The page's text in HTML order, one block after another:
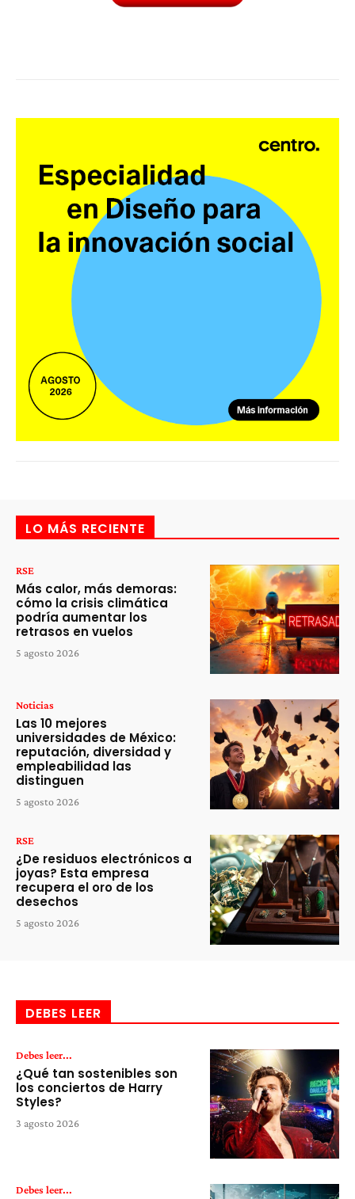
LO MÁS RECIENTE
RSE
Más calor, más demoras:
cómo la crisis climática
podría aumentar los
retrasos en vuelos
5 agosto 2026
Noticias
Las 10 mejores
universidades de México:
reputación, diversidad y
empleabilidad las
distinguen
5 agosto 2026
RSE
¿De residuos electrónicos a
joyas? Esta empresa
recupera el oro de los
desechos
5 agosto 2026
DEBES LEER
Debes leer...
¿Qué tan sostenibles son
los conciertos de Harry
Styles?
3 agosto 2026
Debes leer...